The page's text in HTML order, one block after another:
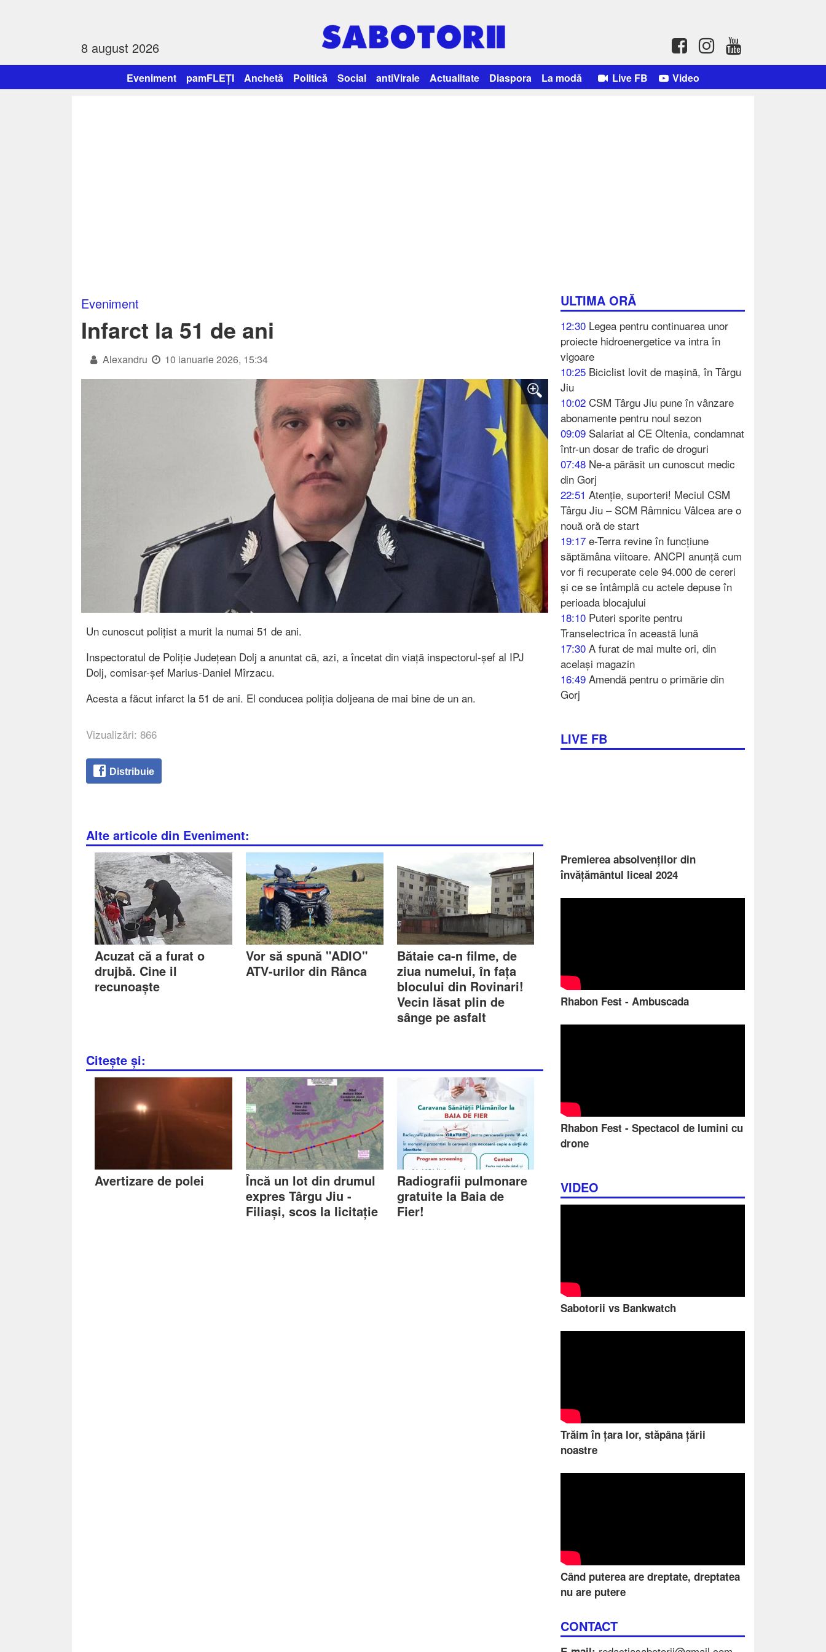
8 august 2026
Eveniment pamFLEȚI Anchetă Politică Social antiVirale Actualitate Diaspora La modă Live FB Video
ULTIMA ORĂ
12:30 Legea pentru continuarea unor
proiecte hidroenergetice va intra în
vigoare
10:25 Biciclist lovit de mașină, în Târgu
Jiu
10:02 CSM Târgu Jiu pune în vânzare
abonamente pentru noul sezon
09:09 Salariat al CE Oltenia, condamnat
într-un dosar de trafic de droguri
07:48 Ne-a părăsit un cunoscut medic
din Gorj
22:51 Atenție, suporteri! Meciul CSM
Târgu Jiu – SCM Râmnicu Vâlcea are o
nouă oră de start
19:17 e-Terra revine în funcțiune
săptămâna viitoare. ANCPI anunță cum
vor fi recuperate cele 94.000 de cereri
și ce se întâmplă cu actele depuse în
perioada blocajului
18:10 Puteri sporite pentru
Transelectrica în această lună
17:30 A furat de mai multe ori, din
același magazin
16:49 Amendă pentru o primărie din
Gorj
LIVE FB
Premierea absolvenților din
învățământul liceal 2024
Rhabon Fest - Ambuscada
Rhabon Fest - Spectacol de lumini cu
drone
VIDEO
Sabotorii vs Bankwatch
Trăim în țara lor, stăpâna țării
noastre
Când puterea are dreptate, dreptatea
nu are putere
CONTACT
Eveniment
Infarct la 51 de ani
Alexandru 10 ianuarie 2026, 15:34
Un cunoscut polițist a murit la numai 51 de ani.
Inspectoratul de Poliție Județean Dolj a anuntat că, azi, a încetat din viață inspectorul-șef al IPJ
Dolj, comisar-șef Marius-Daniel Mîrzacu.
Acesta a făcut infarct la 51 de ani. El conducea poliția doljeana de mai bine de un an.
Vizualizări: 866
Distribuie
Alte articole din Eveniment:
Acuzat că a furat o
drujbă. Cine il
recunoaște
Vor să spună "ADIO"
ATV-urilor din Rânca
Bătaie ca-n filme, de
ziua numelui, în fața
blocului din Rovinari!
Vecin lăsat plin de
sânge pe asfalt
Citește și:
Avertizare de polei
Încă un lot din drumul
expres Târgu Jiu -
Filiași, scos la licitație
Radiografii pulmonare
gratuite la Baia de
Fier!